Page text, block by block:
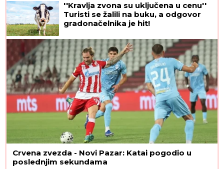
''Kravlja zvona su uključena u cenu''
Turisti se žalili na buku, a odgovor
gradonačelnika je hit!
Crvena zvezda - Novi Pazar: Katai pogodio u
poslednjim sekundama